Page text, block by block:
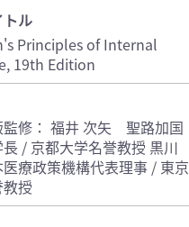
ル
Principles of Internal
19th Edition
監修： 福井 次矢 聖路加国
/ 京都大学名誉教授 黒川
療政策機構代表理事 / 東京
授